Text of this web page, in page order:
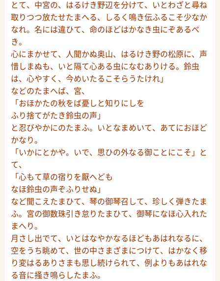
とて、中宮の、はるけき野辺を分けて、いとわざと尋ね
取りつつ放たせたまへる、しるく鳴き伝ふるこそ少なか
なれ。名には違ひて、命のほどはかなき虫にぞあるべ
き。
心にまかせて、人聞かぬ奥山、はるけき野の松原に、声
惜しまぬも、いと隔て心ある虫になむありける。鈴虫
は、心やすく、今めいたるこそらうたけれ」
などのたまへば、宮、
「おほかたの秋をば憂しと知りにしを
ふり捨てがたき鈴虫の声」
と忍びやかにのたまふ。いとなまめいて、あてにおほど
かなり。
「いかにとかや。いで、思ひの外なる御ことにこそ」と
て、
「心もて草の宿りを厭へども
なほ鈴虫の声ぞふりせぬ」
など聞こえたまひて、琴の御琴召して、珍しく弾きたま
ふ。宮の御数珠引き怠りたまひて、御琴になほ心入れた
まへり。
月さし出でて、いとはなやかなるほどもあはれなるに、
空をうち眺めて、世の中さまざまにつけて、はかなく移
り変はるありさまも思し続けられて、例よりもあはれな
る音に掻き鳴らしたまふ。